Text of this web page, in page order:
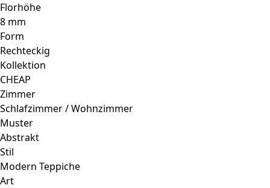
Florhöhe
8 mm
Form
Rechteckig
Kollektion
CHEAP
Zimmer
Schlafzimmer / Wohnzimmer
Muster
Abstrakt
Stil
Modern Teppiche
Art